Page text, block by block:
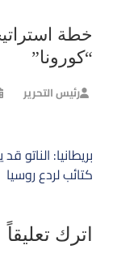
خطة
“كورونا”
رئيس التحرير
تصفّح
المقالات
كتائب لردع روسيا
اترك تعليقاً